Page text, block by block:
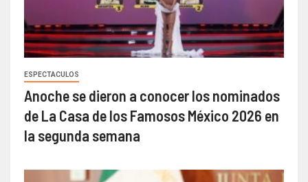
ESPECTACULOS
Anoche se dieron a conocer los nominados
de La Casa de los Famosos México 2026 en
la segunda semana